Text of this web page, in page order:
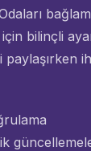
bilinçli